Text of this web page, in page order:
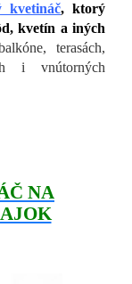
kvetináč, ktorý
kvetín a iných
terasách,
i vnútorných
NA